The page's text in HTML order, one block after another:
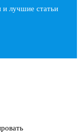
и лучшие статьи